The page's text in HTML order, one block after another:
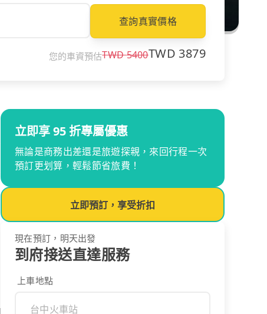
查詢真實價格
您的車資預估TWD5400TWD 3879
立即享 95 折專屬優惠
無論是商務出差還是旅遊探親，來回行程一次
預訂更划算，輕鬆節省旅費！
立即預訂，享受折扣
現在預訂，明天出發
到府接送直達服務
上車地點